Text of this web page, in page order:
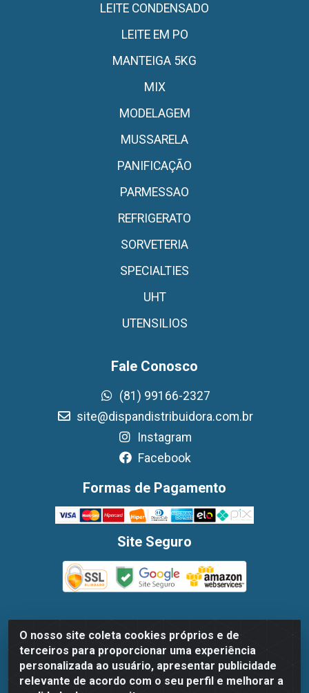
O nosso site coleta cookies próprios e de
terceiros para proporcionar uma experiência
personalizada ao usuário, apresentar publicidade
relevante de acordo com o seu perfil e melhorar a
LEITE CONDENSADO
LEITE EM PO
MANTEIGA 5KG
MIX
MODELAGEM
MUSSARELA
PANIFICAÇÃO
PARMESSAO
REFRIGERATO
SORVETERIA
SPECIALTIES
UHT
UTENSILIOS
Fale Conosco
(81) 99166-2327
site@dispandistribuidora.com.br
Instagram
Facebook
Formas de Pagamento
Site Seguro
Dispan Distribuidora de Alimentos LTDA - Avenida
Marechal Mascarenhas De Moraes, 1048- Imbiribeira,
Recife/PE - CEP 51.170-000 - CNPJ 30.779.584/0003-78